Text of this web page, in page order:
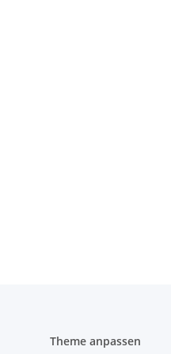
Theme anpassen